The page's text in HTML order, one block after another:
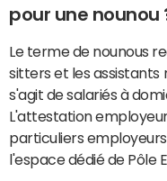
pour une nounou
Le terme de nounous
sitters et les assistants
s'agit de salariés à
L'attestation
particuliers
l'espace dédié de Pôle